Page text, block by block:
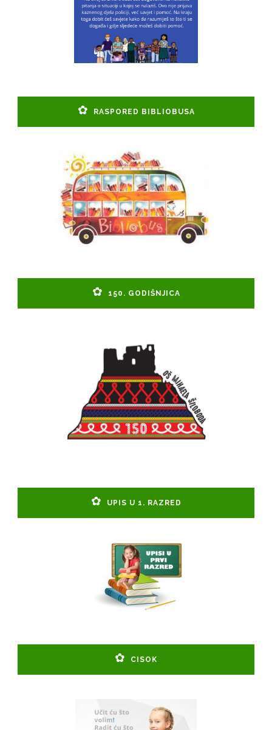
RASPORED BIBLIOBUSA
150. GODIŠNJICA
UPIS U 1. RAZRED
CISOK